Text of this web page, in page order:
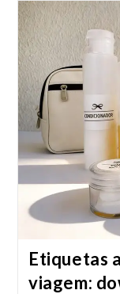
A
Casa
Mais
Etiquetas
viagem: